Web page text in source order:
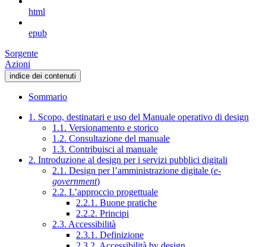
html
epub
Sorgente
Azioni
indice dei contenuti
Sommario
1. Scopo, destinatari e uso del Manuale operativo di design
1.1. Versionamento e storico
1.2. Consultazione del manuale
1.3. Contribuisci al manuale
2. Introduzione al design per i servizi pubblici digitali
2.1. Design per l’amministrazione digitale (e-
government)
2.2. L’approccio progettuale
2.2.1. Buone pratiche
2.2.2. Principi
2.3. Accessibilità
2.3.1. Definizione